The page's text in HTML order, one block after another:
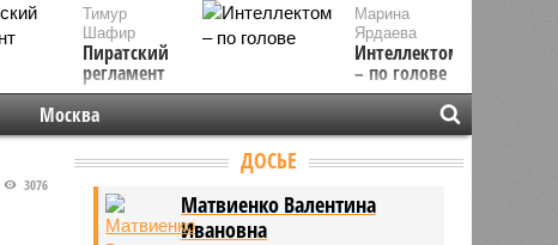
Марина
Ярдаева
Интеллектом
– по голове
Тимур
Шафир
Пиратский
регламент
Москва
3076
ДОСЬЕ
Матвиенко Валентина
Ивановна